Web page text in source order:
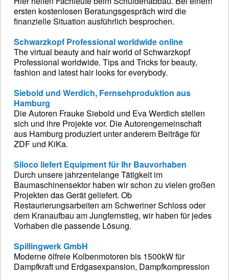
ersten kostenlosen Beratungsgespräch wird die
finanzielle Situation ausführlich besprochen.
Schwarzkopf Professional worldwide online
The virtual beauty and hair world of Schwarzkopf
Professional worldwide. Tips and Tricks for beauty,
fashion and latest hair looks for everybody.
Siebold und Werdich, Fernsehproduktion aus
Hamburg
Die Autoren Frauke Siebold und Eva Werdich stellen
sich und ihre Projekte vor. Die Autorengemeinschaft
aus Hamburg produziert unter anderem Beiträge für
ZDF und KiKa.
Siloco liefert Equipment für Ihr Bauvorhaben
Durch unsere jahrzentelange Tätigkeit im
Baumaschinensektor haben wir schon zu vielen großen
Projekten das Gerät geliefert. Ob
Restaurierungsarbeiten am Schweriner Schloss oder
dem Kranaufbau am Jungfernstieg, wir haben für jedes
Vorhaben die passende Lösung.
Spillingwerk GmbH
Moderne ölfreie Kolbenmotoren bis 1500kW für
Dampfkraft und Erdgasexpansion, Dampfkompression